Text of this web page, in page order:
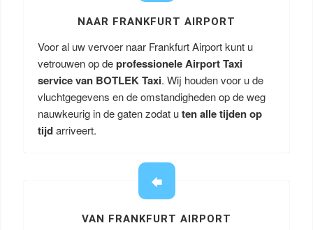
NAAR FRANKFURT AIRPORT
Voor al uw vervoer naar Frankfurt Airport kunt u
vetrouwen op deprofessionele Airport Taxi
service van BOTLEK Taxi. Wij houden voor u de
vluchtgegevens en de omstandigheden op de weg
nauwkeurig in de gaten zodat uten alle tijden op
tijdarriveert.
VAN FRANKFURT AIRPORT